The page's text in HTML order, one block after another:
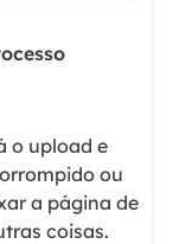
o upload e
ou
a página de
coisas.